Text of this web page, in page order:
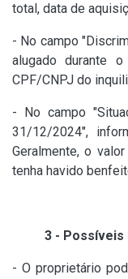
total, data de
- No campo
alugado durante
CPF/CNPJ do
- No campo
31/12/2024",
Geralmente, o
tenha havido
3 - Possíveis
- O proprietário